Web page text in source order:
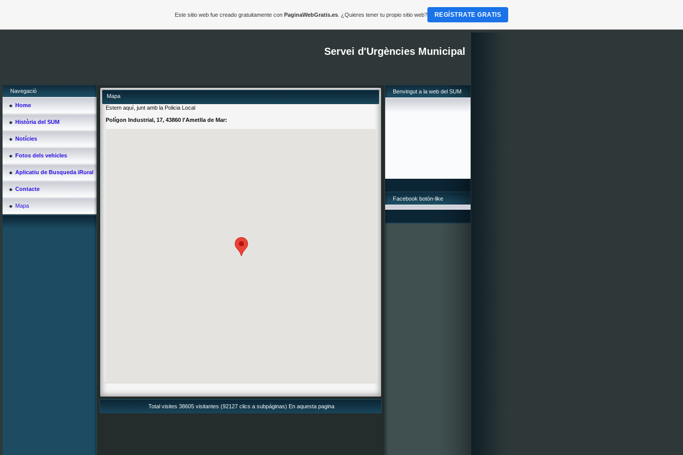
Servei d'Urgències Municipal
Navegació
Home
Història del SUM
Notícies
Fotos dels vehicles
Aplicatiu de Busqueda iRural
Contacte
Mapa
Mapa
Estem aquí, junt amb la Policia Local
Polígon Industrial, 17, 43860 l'Ametlla de Mar:
Total visites 38605 visitantes (92127 clics a subpáginas) En aquesta pagina
Benvingut a la web del SUM
Facebook botón-like
Este sitio web fue creado gratuitamente con PaginaWebGratis.es. ¿Quieres tener tu propio sitio web? REGÍSTRATE GRATIS